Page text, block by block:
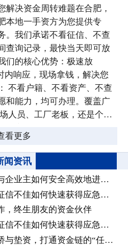
解决资金周转难题在合肥，
本地一手资方为您提供专
。我们承诺不看征信、不查
查询记录，最快当天即可放
们的核心优势：极速放
内响应，现场拿钱，解决您
不看户籍、不看资产、不查
和能力，均可办理。覆盖广
人员、工厂老板，还是个体
金方案。安全保密： 所有贷
程跟进，绝不告知任何第三
化贷款产品：工薪族贷
可申请，额度2千-10万。有
简单，当天上门放款。生意
、个体户、电商、餐饮、零
营3个月以上，可申请1-200
。车辆贷款： 有车即可办
看更多
闻资讯
合肥私借指南：个体户与企业主如何安全高效地进行民间资金周转？
合肥私人放款全攻略：征信不佳如何快速获得应急资金？
，终生朋友的资金伙伴
合肥私人借款全攻略：征信不佳如何快速获得应急资金？
合肥资金短借：企业过桥与垫资，打通资金链的“任督二脉”